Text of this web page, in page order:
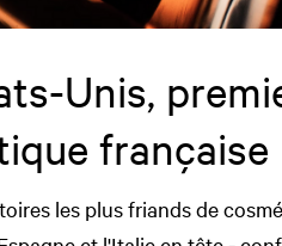
Unis,
française
les plus friands de